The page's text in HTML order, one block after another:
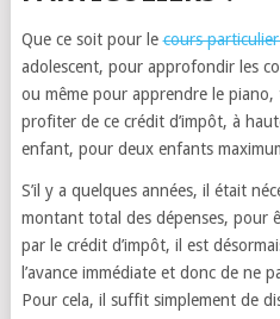
Que ce soit pour lecours
adolescent, pour approfondir les
ou même pour apprendre le
profiter de ce crédit d’impôt, à
enfant, pour deux enfants
S’il y a quelques années, il était
montant total des dépenses, pour
par le crédit d’impôt, il est
l’avance immédiate et donc de ne
Pour cela, il suffit simplement de